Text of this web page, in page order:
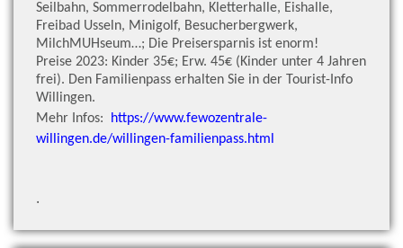
Seilbahn, Sommerrodelbahn, Kletterhalle, Eishalle,
Freibad Usseln, Minigolf, Besucherbergwerk,
MilchMUHseum…; Die Preisersparnis ist enorm!
Preise 2023: Kinder 35€; Erw. 45€ (Kinder unter 4 Jahren
frei). Den Familienpass erhalten Sie in der Tourist-Info
Willingen.
Mehr Infos:
https://www.fewozentrale-
willingen.de/willingen-familienpass.html
.